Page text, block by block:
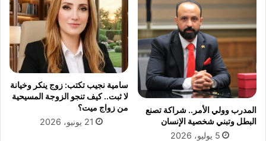
س
ل
ب
ھ
ا
ل
خ
ن
ي
ز
ي
ن
ع
ى
ا
المدرب وولي الأمر.. شراكة تصنع
البطل وتبني شخصية الإنسان
5 يوليو، 2026
سامية نجيب تكتب: زوج ينكر وخيانة
لا ثبت.. كيف تنجو الزوجة المسيحية
من زواج ميت؟
21 يونيو، 2026